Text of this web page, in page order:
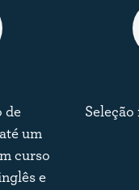
de
um
curso
e